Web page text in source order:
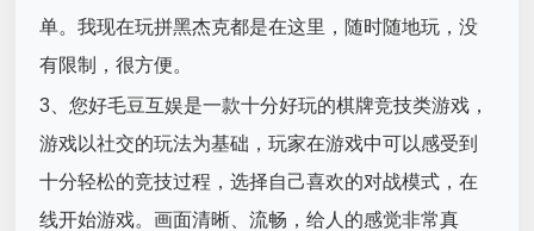
单。我现在玩拼黑杰克都是在这里，随时随地玩，没
有限制，很方便。
3、您好毛豆互娱是一款十分好玩的棋牌竞技类游戏，
游戏以社交的玩法为基础，玩家在游戏中可以感受到
十分轻松的竞技过程，选择自己喜欢的对战模式，在
线开始游戏。画面清晰、流畅，给人的感觉非常真